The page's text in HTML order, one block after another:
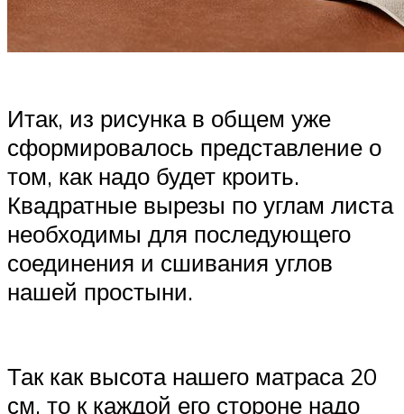
Итак, из рисунка в общем уже
сформировалось представление о
том, как надо будет кроить.
Квадратные вырезы по углам листа
необходимы для последующего
соединения и сшивания углов
нашей простыни.
Так как высота нашего матраса 20
см, то к каждой его стороне надо